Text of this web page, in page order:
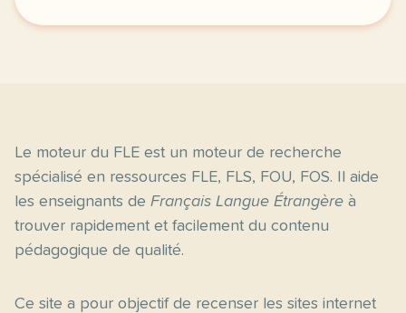
Le moteur du FLE est un moteur de recherche
spécialisé en ressources FLE, FLS, FOU, FOS. Il aide
les enseignants de Français Langue Étrangère à
trouver rapidement et facilement du contenu
pédagogique de qualité.
Ce site a pour objectif de recenser les sites internet